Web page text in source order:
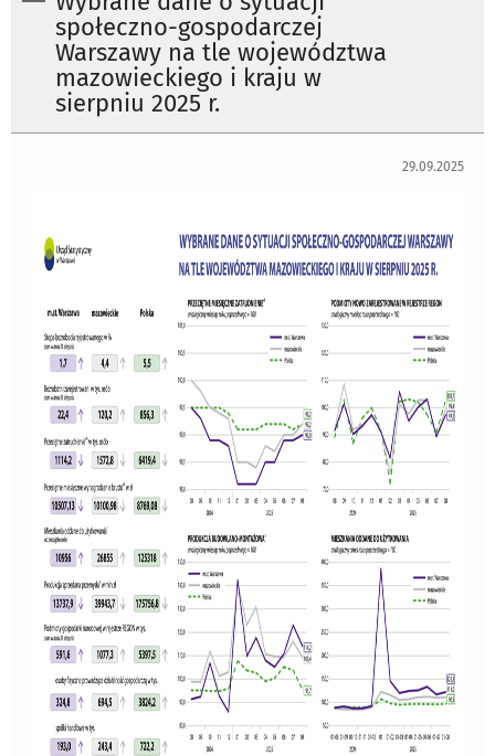
społeczno-gospodarczej
Warszawy na tle województwa
mazowieckiego i kraju w
sierpniu 2025 r.
29.09.2025